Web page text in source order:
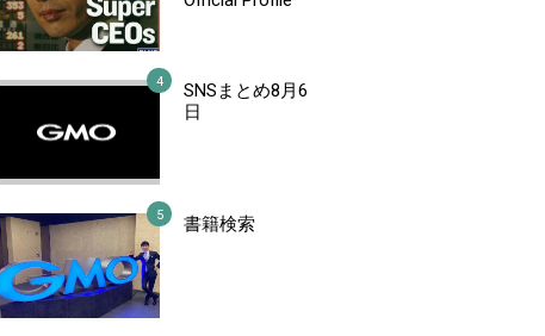
SNSまとめ8月6
日
書籍検索